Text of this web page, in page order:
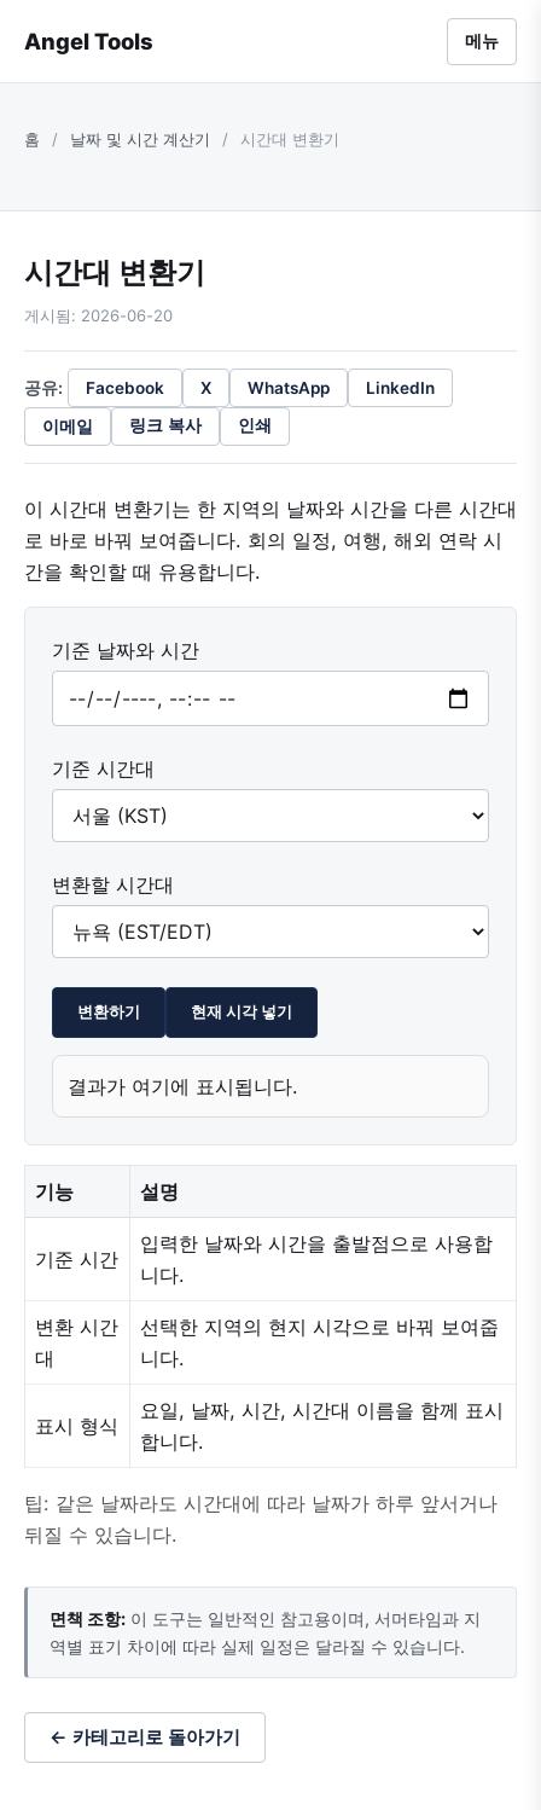
Angel Tools 메뉴
홈 / 날짜 및 시간 계산기 / 시간대 변환기
시간대 변환기
게시됨: 2026-06-20
공유: Facebook X WhatsApp
LinkedIn
이메일
링크 복사 인쇄
이 시간대 변환기는 한 지역의 날짜와 시간을 다른 시간대
로 바로 바꿔 보여줍니다. 회의 일정, 여행, 해외 연락 시
간을 확인할 때 유용합니다.
기준 날짜와 시간
기준 시간대
변환할 시간대
변환하기 현재 시각 넣기
결과가 여기에 표시됩니다.
기능 설명
기준 시간
입력한 날짜와 시간을 출발점으로 사용합
니다.
변환 시간
대
선택한 지역의 현지 시각으로 바꿔 보여줍
니다.
표시 형식
요일, 날짜, 시간, 시간대 이름을 함께 표시
합니다.
팁: 같은 날짜라도 시간대에 따라 날짜가 하루 앞서거나
뒤질 수 있습니다.
면책 조항: 이 도구는 일반적인 참고용이며, 서머타임과 지
역별 표기 차이에 따라 실제 일정은 달라질 수 있습니다.
← 카테고리로 돌아가기